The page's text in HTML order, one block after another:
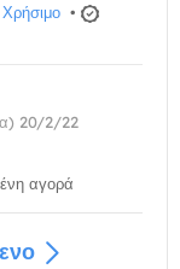
Χρήσιμο •
20/2/22
αγορά